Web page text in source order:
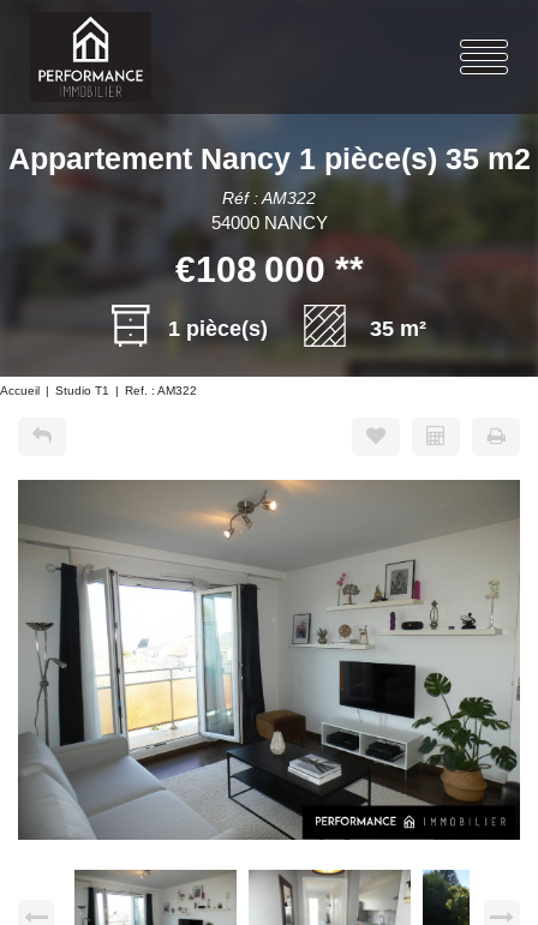
Appartement Nancy 1 pièce(s) 35 m2
Réf : AM322
54000 NANCY
€108 000 **
1 pièce(s) 35 m²
Accueil Studio T1 Ref. : AM322